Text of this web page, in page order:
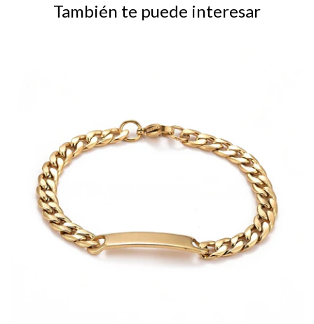
También te puede interesar